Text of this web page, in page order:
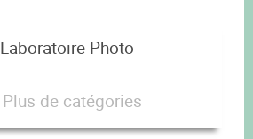
Laboratoire Photo
Plus de catégories